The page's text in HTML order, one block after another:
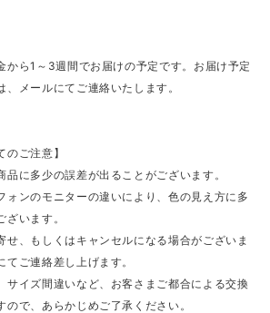
から1～3週間でお届けの予定です。お届け予定
、メールにてご連絡いたします。
のご注意】
品に多少の誤差が出ることがございます。
ォンのモニターの違いにより、色の見え方に多
います。
せ、もしくはキャンセルになる場合がございま
ご連絡差し上げます。
サイズ間違いなど、お客さまご都合による交換
で、あらかじめご了承ください。